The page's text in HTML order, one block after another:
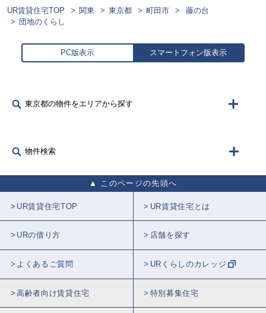
UR賃貸住宅TOP 関東 東京都 町田市
藤の台
団地のくらし
PC版表示 スマートフォン版表示
東京都の物件をエリアから探す
物件検索
このページの先頭へ
UR賃貸住宅TOP UR賃貸住宅とは
URの借り方 店舗を探す
よくあるご質問 URくらしのカレッジ
高齢者向け賃貸住宅 特別募集住宅